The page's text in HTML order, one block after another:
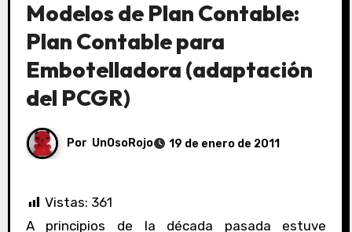
Modelos de Plan Contable:
Plan Contable para
Embotelladora (adaptación
del PCGR)
Por UnOsoRojo 19 de enero de 2011
Vistas: 361
A principios de la década pasada estuve